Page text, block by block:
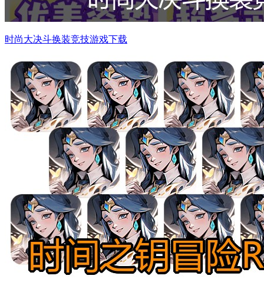
时尚大决斗换装竞技游戏下载